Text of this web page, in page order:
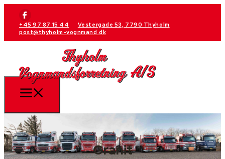
+45 97 87 15 44
Vestergade 53, 7790 Thyholm
post@thyholm-vognmand.dk
Granit